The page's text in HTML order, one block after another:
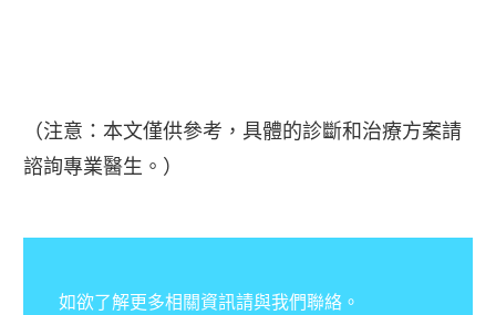
（注意：本文僅供參考，具體的診斷和治療方案請
諮詢專業醫生。）
如欲了解更多相關資訊請與我們聯絡。